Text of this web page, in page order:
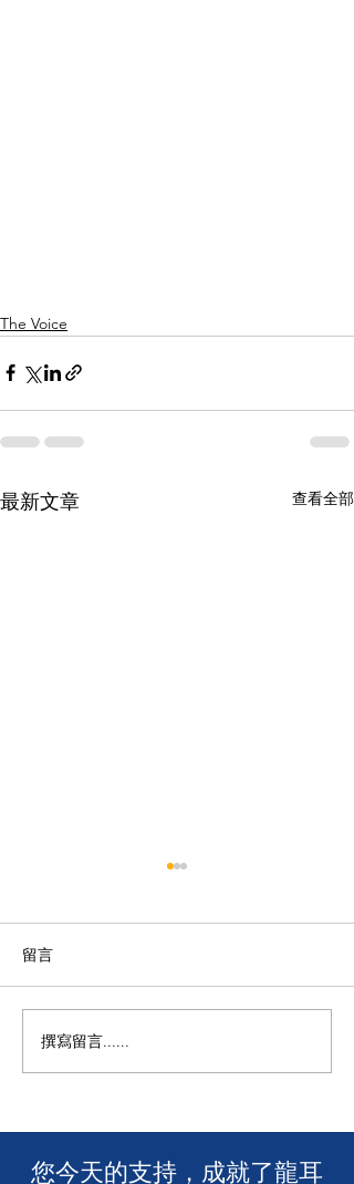
The Voice
最新文章 查看全部
🧯 【推動資訊無障礙！龍
耳為葵盛西邨消防安全簡
留言
撰寫留言......
​您今天的支持，成就了龍耳